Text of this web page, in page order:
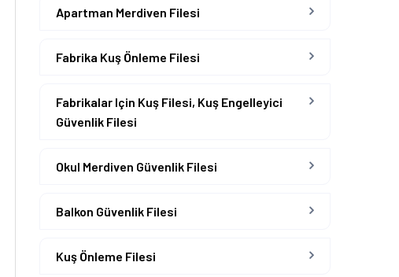
Apartman Merdiven Filesi
Fabrika Kuş Önleme Filesi
Fabrikalar Için Kuş Filesi, Kuş Engelleyici
Güvenlik Filesi
Okul Merdiven Güvenlik Filesi
Balkon Güvenlik Filesi
Kuş Önleme Filesi